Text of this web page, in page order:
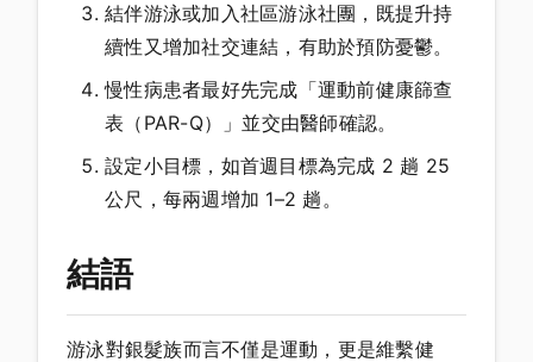
結伴游泳或加入社區游泳社團，既提升持
續性又增加社交連結，有助於預防憂鬱。
慢性病患者最好先完成「運動前健康篩查
表（PAR-Q）」並交由醫師確認。
設定小目標，如首週目標為完成 2 趟 25
公尺，每兩週增加 1–2 趟。
結語
游泳對銀髮族而言不僅是運動，更是維繫健